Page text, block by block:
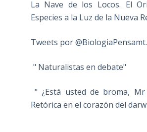
La Nave de los Locos. El
Especies a la Luz de la Nueva
Tweets por @BiologiaPensamt.
" Naturalistas en debate"
" ¿Está usted de broma, Mr
Retórica en el corazón del